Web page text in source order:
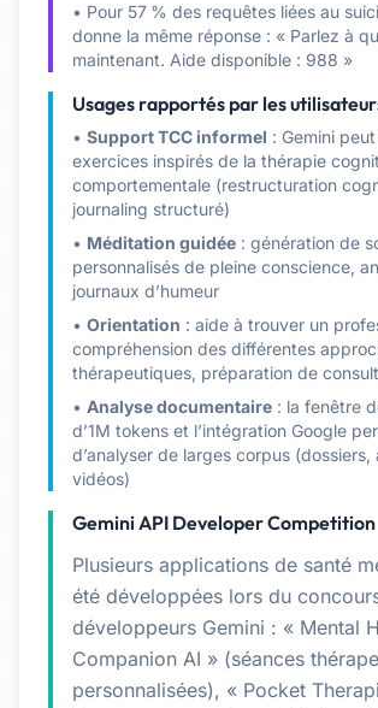
• Pour 57 % des requêtes liées au
donne la même réponse : « Parlez à
maintenant. Aide disponible : 988 »
Usages rapportés par les
• Support TCC informel : Gemini
exercices inspirés de la thérapie
comportementale (restructuration
journaling structuré)
• Méditation guidée : génération de
personnalisés de pleine conscience,
journaux d’humeur
• Orientation : aide à trouver un
compréhension des différentes
thérapeutiques, préparation de
• Analyse documentaire : la fenêtre
d’1M tokens et l’intégration Google
d’analyser de larges corpus (dossiers,
vidéos)
Gemini API Developer Competition
Plusieurs applications de santé
été développées lors du
développeurs Gemini : « Mental
Companion AI » (séances
personnalisées), « Pocket